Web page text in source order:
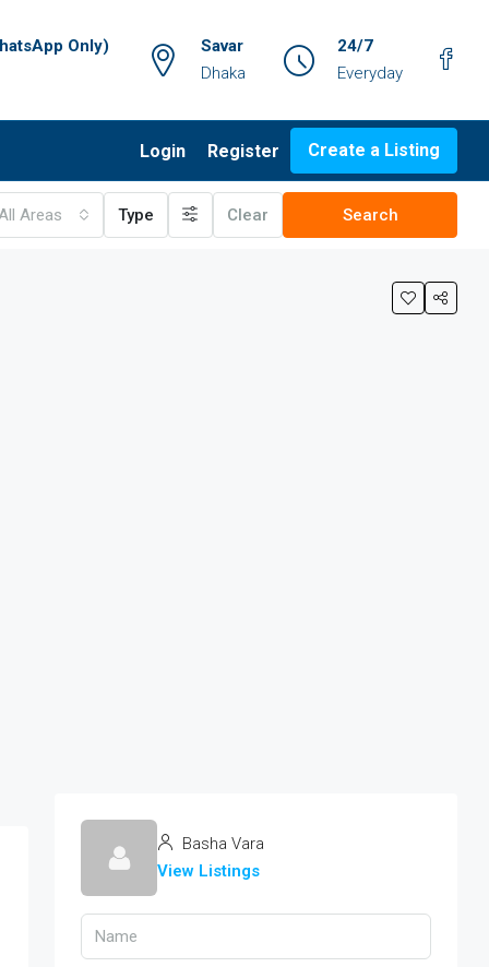
Only)
Savar
Dhaka
24/7
Everyday
Login Register Create a Listing
Areas Type Clear Search
Basha Vara
View Listings